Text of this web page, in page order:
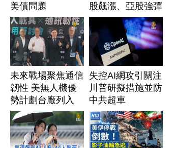
美債問題
股飆漲、亞股強彈
未來戰場聚焦通信
韌性 美無人機優
勢計劃台廠列入
失控AI網攻引關注
川普研擬措施並防
中共超車